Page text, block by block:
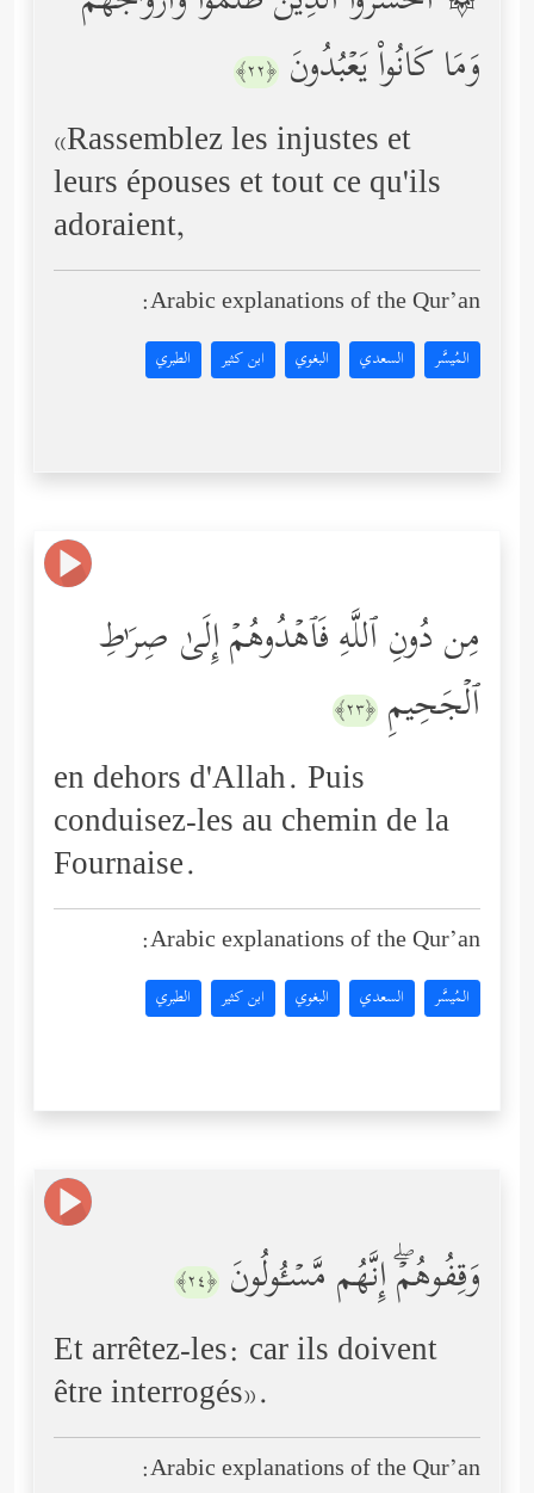
وَمَا كَانُواْ یَعۡبُدُونَ ﴿٢٢﴾
«Rassemblez les injustes et
leurs épouses et tout ce qu'ils
adoraient,
Arabic explanations of the Qur’an:
المُيسَّر السعدي البغوي ابن كثير الطبري
مِن دُونِ ٱللَّهِ فَٱهۡدُوهُمۡ إِلَىٰ صِرَ ٰ⁠طِ
ٱلۡجَحِیمِ ﴿٢٣﴾
en dehors d'Allah. Puis
conduisez-les au chemin de la
Fournaise.
Arabic explanations of the Qur’an:
المُيسَّر السعدي البغوي ابن كثير الطبري
وَقِفُوهُمۡۖ إِنَّهُم مَّسۡـُٔولُونَ ﴿٢٤﴾
Et arrêtez-les: car ils doivent
être interrogés».
Arabic explanations of the Qur’an: